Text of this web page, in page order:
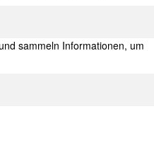
sammeln Informationen, um